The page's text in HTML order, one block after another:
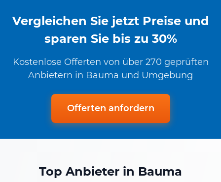
Vergleichen Sie jetzt Preise und
sparen Sie bis zu 30%
Kostenlose Offerten von über 270 geprüften
Anbietern in Bauma und Umgebung
Offerten anfordern
Top Anbieter in Bauma